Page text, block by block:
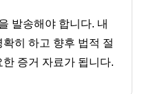
발송해야 합니다. 내
히 하고 향후 법적 절
증거 자료가 됩니다.